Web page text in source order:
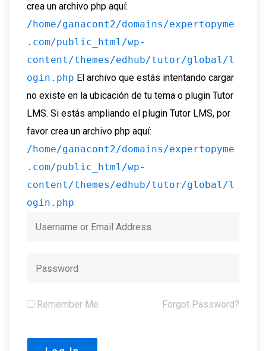
crea un archivo php aquí:
/home/ganacont2/domains/expertopyme
.com/public_html/wp-
content/themes/edhub/tutor/global/l
ogin.php El archivo que estás intentando cargar
no existe en la ubicación de tu tema o plugin Tutor
LMS. Si estás ampliando el plugin Tutor LMS, por
favor crea un archivo php aquí:
/home/ganacont2/domains/expertopyme
.com/public_html/wp-
content/themes/edhub/tutor/global/l
ogin.php
Remember Me Forgot Password?